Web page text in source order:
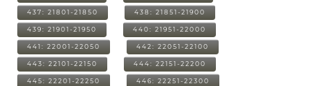
437: 21801-21850 438: 21851-21900
439: 21901-21950 440: 21951-22000
441: 22001-22050 442: 22051-22100
443: 22101-22150 444: 22151-22200
445: 22201-22250 446: 22251-22300